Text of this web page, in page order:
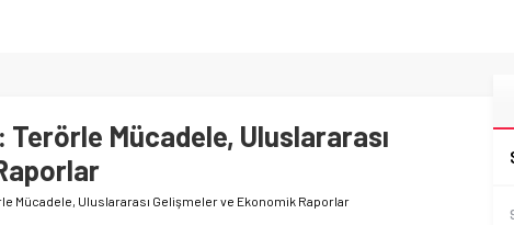
Mücadele, Uluslararası
Mücadele, Uluslararası Gelişmeler ve Ekonomik Raporlar